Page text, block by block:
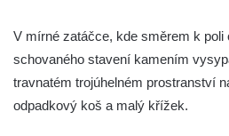
Kříž v Dělnické ulici v Kamenném
Boží muka na křižovatce ulic
Malší ve Velešíně
Centrální kříž hřbitova ve Velešíně
V mírné zatáčce, kde směrem k poli
schovaného stavení kamením
travnatém trojúhelném prostranství
odpadkový koš a malý křížek.